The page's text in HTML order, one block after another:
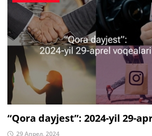
“Qora dayjest”: 2024-yil 29-
29 Апрел, 2024